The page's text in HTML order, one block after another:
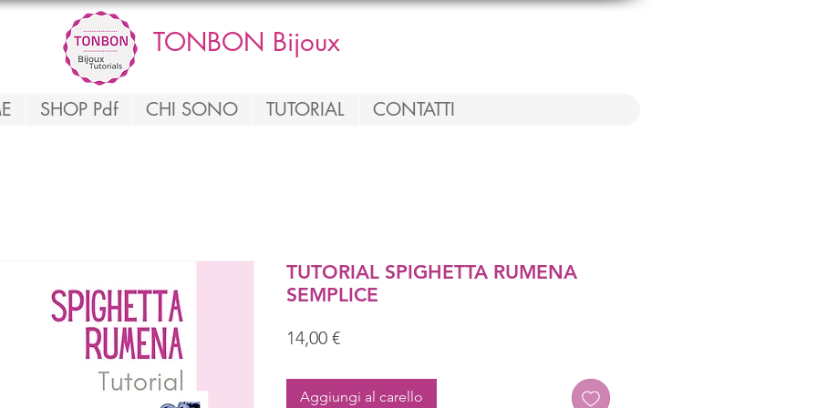
SHOP Pdf CHI SONO TUTORIAL CONTATTI
TONBON Bijoux
TUTORIAL SPIGHETTA RUMENA
SEMPLICE
14,00 €Prezzo
Aggiungi al carello